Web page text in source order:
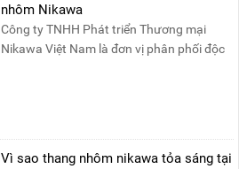
nhôm Nikawa
Công ty TNHH Phát triển Thương mại
Nikawa Việt Nam là đơn vị phân phối độc
Vì sao thang nhôm nikawa tỏa sáng tại